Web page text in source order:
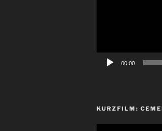
00:00
KURZFILM: